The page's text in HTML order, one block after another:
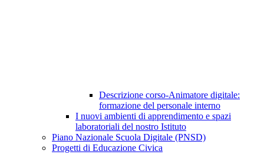
Descrizione corso-Animatore digitale:
formazione del personale interno
I nuovi ambienti di apprendimento e spazi
laboratoriali del nostro Istituto
Piano Nazionale Scuola Digitale (PNSD)
Progetti di Educazione Civica